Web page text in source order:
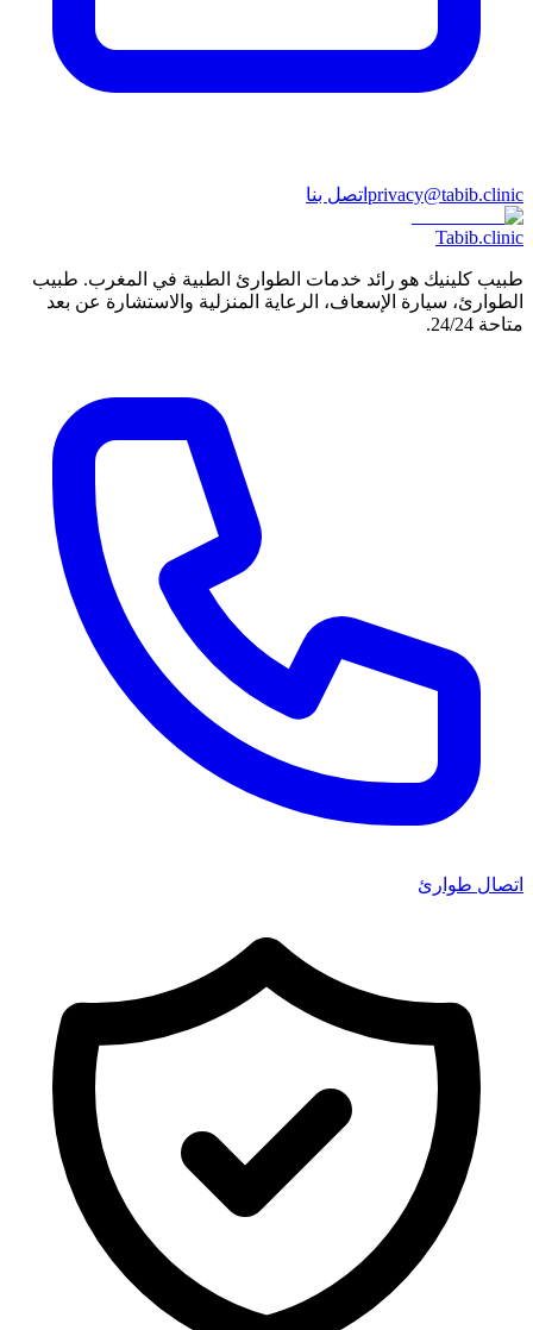
privacy@tabib.clinic اتصل بنا
Tabib.clinic
طبيب كلينيك هو رائد خدمات الطوارئ الطبية في المغرب. طبيب
الطوارئ، سيارة الإسعاف، الرعاية المنزلية والاستشارة عن بعد
متاحة 24/24.
اتصال طوارئ